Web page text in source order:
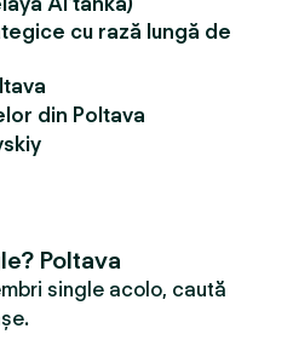
cu rază lungă de
din Poltava
Poltava
single acolo, caută